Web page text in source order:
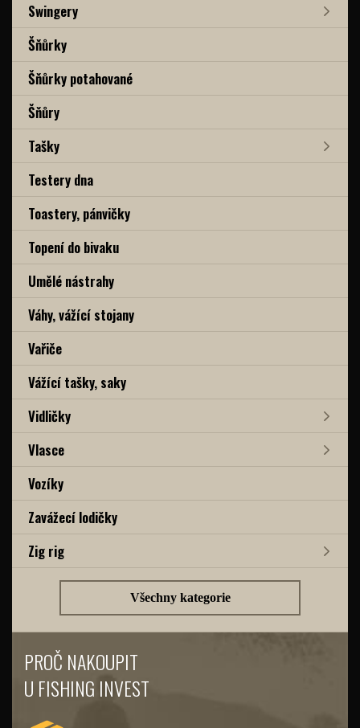
Swingery
Šňůrky
Šňůrky potahované
Šňůry
Tašky
Testery dna
Toastery, pánvičky
Topení do bivaku
Umělé nástrahy
Váhy, vážící stojany
Vařiče
Vážící tašky, saky
Vidličky
Vlasce
Vozíky
Zavážecí lodičky
Zig rig
Všechny kategorie
PROČ NAKOUPIT
U FISHING INVEST